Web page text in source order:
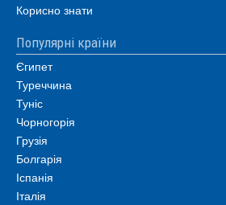
Корисно знати
Популярні країни
Єгипет
Туреччина
Туніс
Чорногорія
Грузія
Болгарія
Іспанія
Італія